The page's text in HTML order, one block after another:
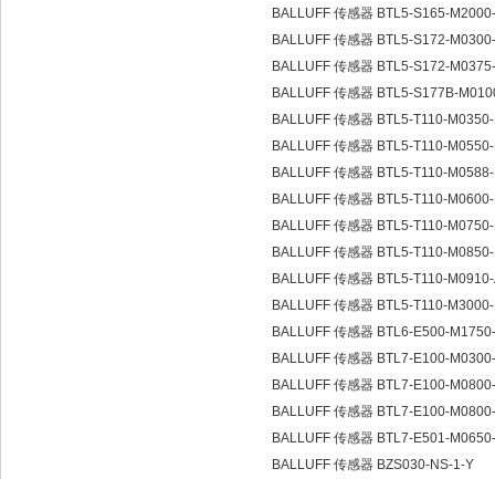
BALLUFF 传感器 BTL5-S165-
BALLUFF 传感器 BTL5-S172-
BALLUFF 传感器 BTL5-S172-
BALLUFF 传感器 BTL5-S177B-
BALLUFF 传感器 BTL5-T110-
BALLUFF 传感器 BTL5-T110-
BALLUFF 传感器 BTL5-T110-
BALLUFF 传感器 BTL5-T110-
BALLUFF 传感器 BTL5-T110-
BALLUFF 传感器 BTL5-T110-
BALLUFF 传感器 BTL5-T110-
BALLUFF 传感器 BTL5-T110-
BALLUFF 传感器 BTL6-E500-
BALLUFF 传感器 BTL7-E100-
BALLUFF 传感器 BTL7-E100-
BALLUFF 传感器 BTL7-E100-
BALLUFF 传感器 BTL7-E501-
BALLUFF 传感器 BZS030-NS-1-Y